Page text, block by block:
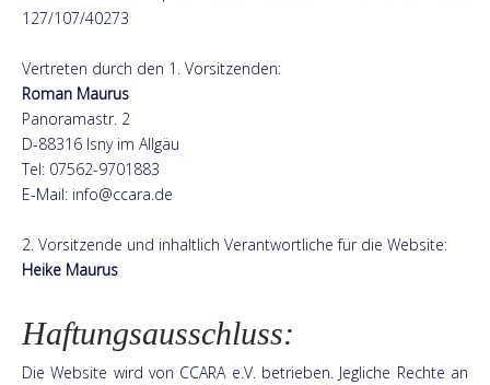
127/107/40273
Vertreten durch den 1. Vorsitzenden:
Roman Maurus
Panoramastr. 2
D-88316 Isny im Allgäu
Tel: 07562-9701883
E-Mail: info@ccara.de
2. Vorsitzende und inhaltlich Verantwortliche für die Website:
Heike Maurus
Haftungsausschluss:
Die Website wird von CCARA e.V. betrieben. Jegliche Rechte an